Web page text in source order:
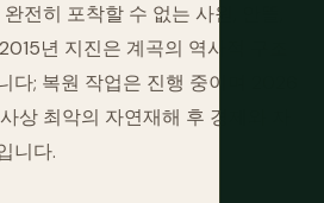
전히 포착할 수 없는 사원, 안뜰,
년 지진은 계곡의 역사적 구조
다; 복원 작업은 진행 중이며 2026
상 최악의 자연재해 후 경제와 자
니다.